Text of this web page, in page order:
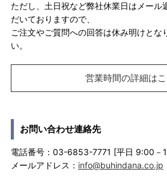
ただし、土日祝など弊社休業日はメール
だいておりますので、
ご注文やご質問への回答は休み明けとな
い。
営業時間の詳細は
お問い合わせ連絡先
電話番号：03-6853-7771 [平日 9:00－
メールアドレス： info@buhindana.co.jp